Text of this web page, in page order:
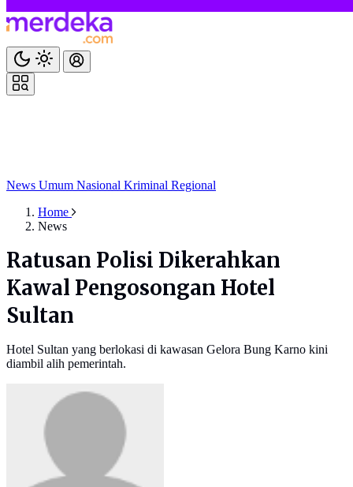
News Umum Nasional Kriminal Regional
Home
News
Ratusan Polisi Dikerahkan
Kawal Pengosongan Hotel
Sultan
Hotel Sultan yang berlokasi di kawasan Gelora Bung Karno kini
diambil alih pemerintah.